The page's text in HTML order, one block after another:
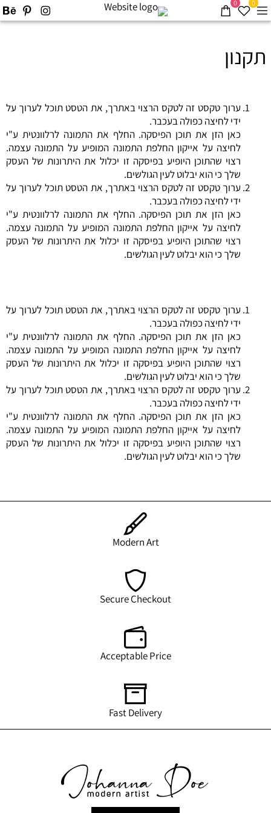
0
0
תקנון
ערוך טקסט זה לטקס הרצוי באתרך, את הטסט תוכל לערוך על
ידי לחיצה כפולה בעכבר.
כאן הזן את תוכן הפיסקה. החלף את התמונה לרלוונטית ע"י
לחיצה על אייקון החלפת התמונה המופיע על התמונה עצמה.
רצוי שהתוכן היופיע בפיסקה זו יכלול את היתרונות של העסק
שלך כי הוא יבלוט לעין הגולשים.
ערוך טקסט זה לטקס הרצוי באתרך, את הטסט תוכל לערוך על
ידי לחיצה כפולה בעכבר.
כאן הזן את תוכן הפיסקה. החלף את התמונה לרלוונטית ע"י
לחיצה על אייקון החלפת התמונה המופיע על התמונה עצמה.
רצוי שהתוכן היופיע בפיסקה זו יכלול את היתרונות של העסק
שלך כי הוא יבלוט לעין הגולשים.
ערוך טקסט זה לטקס הרצוי באתרך, את הטסט תוכל לערוך על
ידי לחיצה כפולה בעכבר.
כאן הזן את תוכן הפיסקה. החלף את התמונה לרלוונטית ע"י
לחיצה על אייקון החלפת התמונה המופיע על התמונה עצמה.
רצוי שהתוכן היופיע בפיסקה זו יכלול את היתרונות של העסק
שלך כי הוא יבלוט לעין הגולשים.
ערוך טקסט זה לטקס הרצוי באתרך, את הטסט תוכל לערוך על
ידי לחיצה כפולה בעכבר.
כאן הזן את תוכן הפיסקה. החלף את התמונה לרלוונטית ע"י
לחיצה על אייקון החלפת התמונה המופיע על התמונה עצמה.
רצוי שהתוכן היופיע בפיסקה זו יכלול את היתרונות של העסק
שלך כי הוא יבלוט לעין הגולשים.
Modern Art
Secure Checkout
Acceptable Price
Fast Delivery